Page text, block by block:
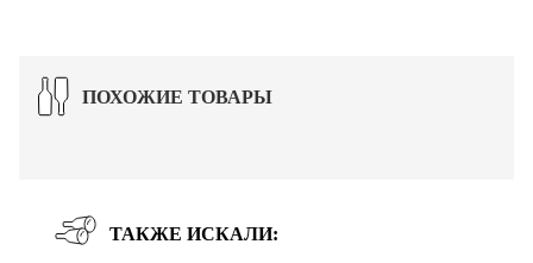
ПОХОЖИЕ ТОВАРЫ
ТАКЖЕ ИСКАЛИ: